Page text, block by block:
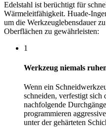
Edelstahl ist berüchtigt für
Wärmeleitfähigkeit. Huade-
um die Werkzeuglebensdauer
Oberflächen zu gewährleisten:
1
Werkzeug niemals
Wenn ein
schneiden, verfestigt
nachfolgende
programmieren
unter der gehärteten